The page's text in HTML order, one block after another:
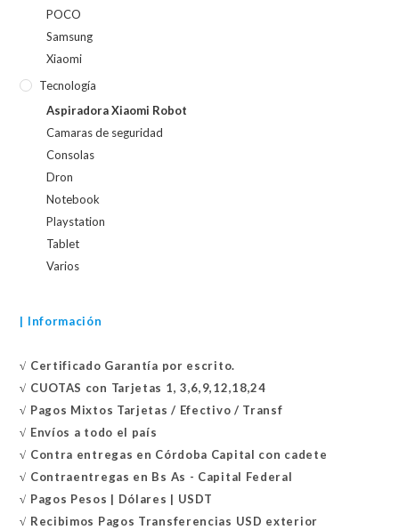
POCO
Samsung
Xiaomi
Tecnología
Aspiradora Xiaomi Robot
Camaras de seguridad
Consolas
Dron
Notebook
Playstation
Tablet
Varios
| Información
√ Certificado Garantía por escrito.
√ CUOTAS con Tarjetas 1, 3,6,9,12,18,24
√ Pagos Mixtos Tarjetas / Efectivo / Transf
√ Envíos a todo el país
√ Contra entregas en Córdoba Capital con cadete
√ Contraentregas en Bs As - Capital Federal
√ Pagos Pesos | Dólares | USDT
√ Recibimos Pagos Transferencias USD exterior